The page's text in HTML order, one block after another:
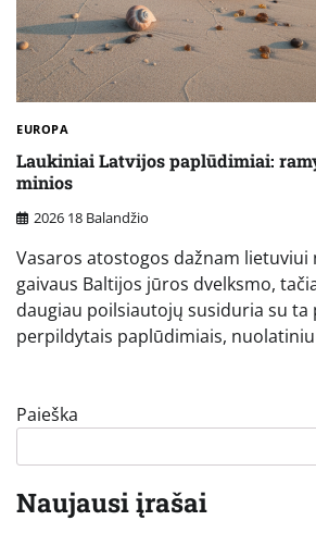
EUROPA
Laukiniai Latvijos paplūdimiai:
minios
2026 18 Balandžio
Vasaros atostogos dažnam lietuviui
gaivaus Baltijos jūros dvelksmo,
daugiau poilsiautojų susiduria su ta
perpildytais paplūdimiais,
Paieška
Naujausi įrašai